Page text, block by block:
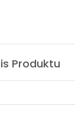
Produktu